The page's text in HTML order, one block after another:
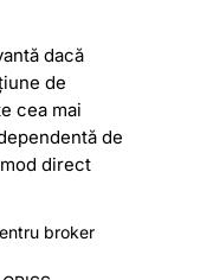
dacă
de
cea mai
de
direct
broker